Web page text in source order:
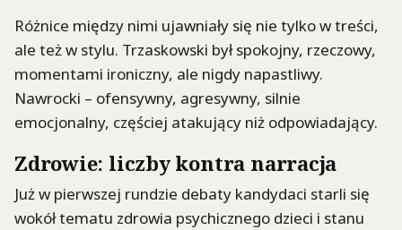
Różnice między nimi ujawniały się nie tylko w treści,
ale też w stylu. Trzaskowski był spokojny, rzeczowy,
momentami ironiczny, ale nigdy napastliwy.
Nawrocki – ofensywny, agresywny, silnie
emocjonalny, częściej atakujący niż odpowiadający.
Zdrowie: liczby kontra narracja
Już w pierwszej rundzie debaty kandydaci starli się
wokół tematu zdrowia psychicznego dzieci i stanu